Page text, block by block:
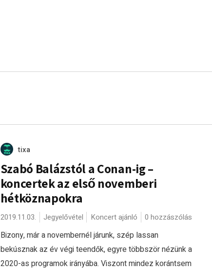
tixa
Szabó Balázstól a Conan-ig –
koncertek az első novemberi
hétköznapokra
2019.11.03. Jegyelővétel Koncert ajánló 0 hozzászólás
Bizony, már a novembernél járunk, szép lassan
bekúsznak az év végi teendők, egyre többször nézünk a
2020-as programok irányába. Viszont mindez korántsem